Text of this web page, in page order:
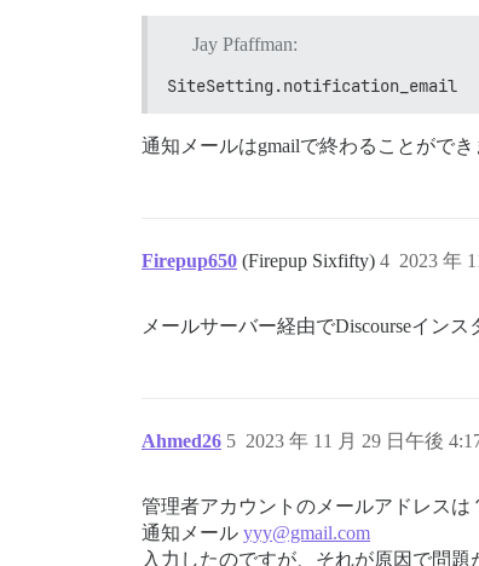
Jay Pfaffman:
SiteSetting.notification_email
通知メールはgmailで終わることがで
Firepup650 (Firepup Sixfifty) 2023 年
4
メールサーバー経由でDiscourseイン
Ahmed26 2023 年 11 月 29 日午後
5
管理者アカウントのメールアドレスは
通知メール yyy@gmail.com
入力したのですが、それが原因で問